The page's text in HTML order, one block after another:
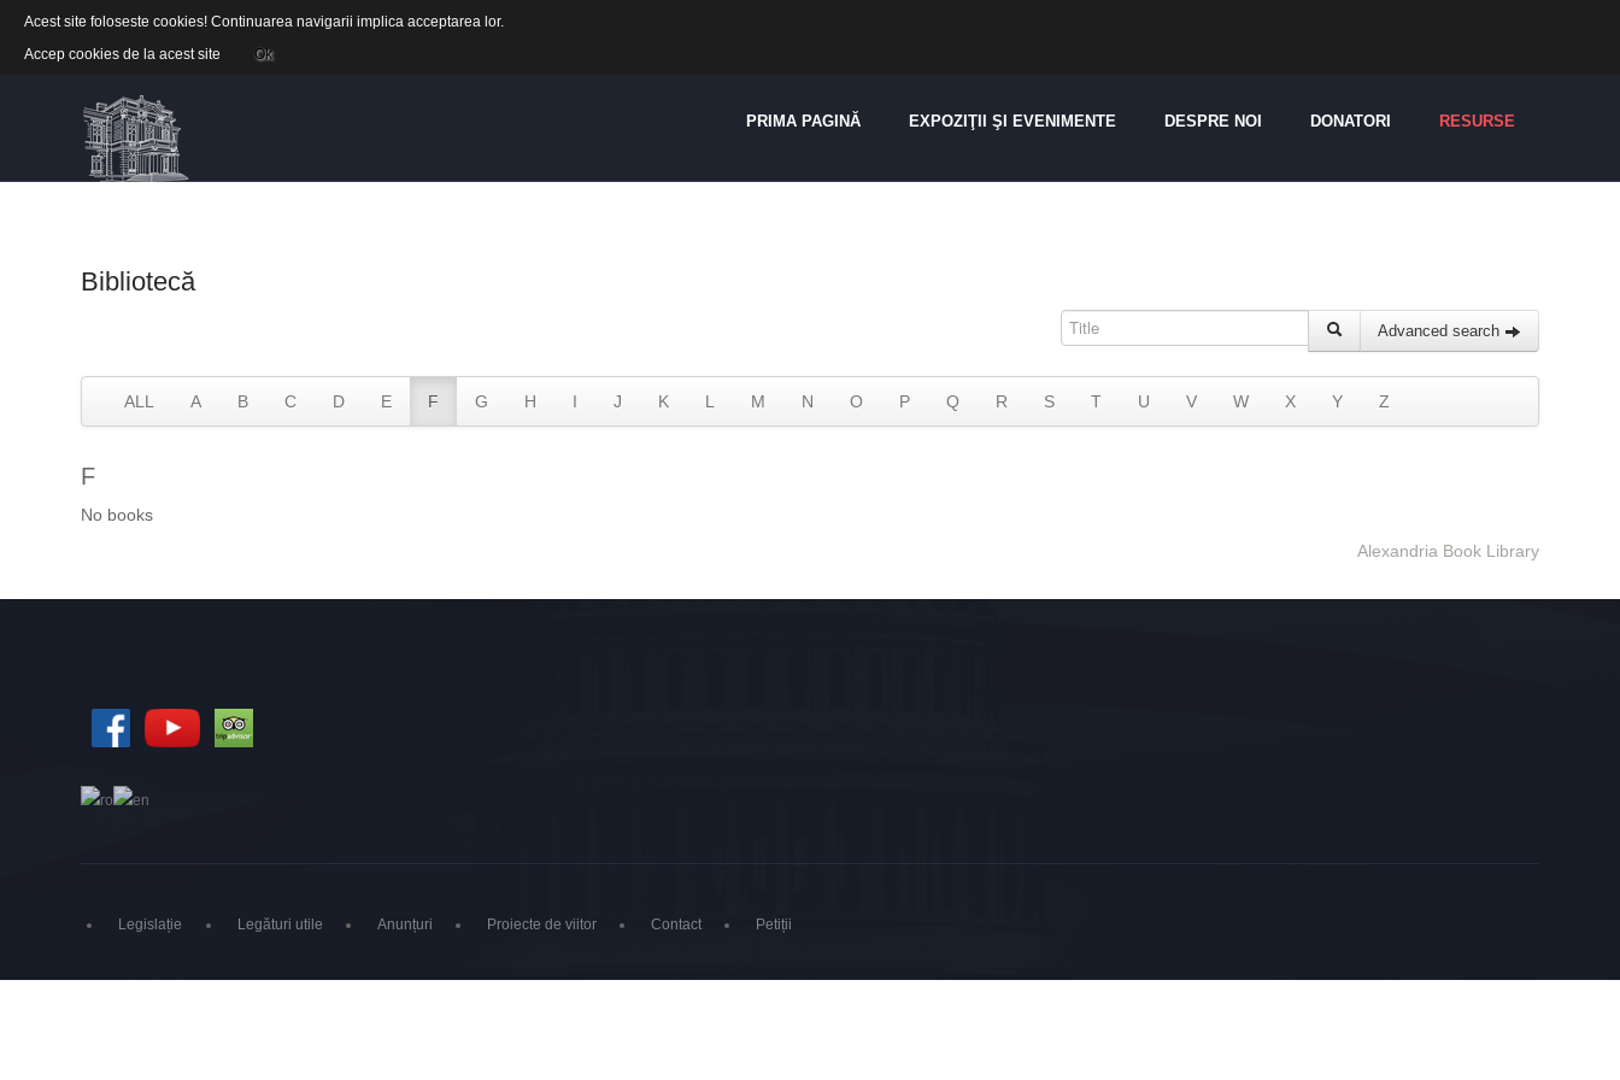
PRIMA PAGINĂ EXPOZIŢII ŞI EVENIMENTE DESPRE NOI DONATORI RESURSE
Bibliotecă
Advanced search
ALL A B C D E F G H I J K L M N O P Q R S T U V W X Y Z
F
No books
Alexandria Book Library
Legislație Legături utile Anunțuri Proiecte de viitor Contact Petiții
Acest site foloseste cookies! Continuarea navigarii implica acceptarea lor.
Accep cookies de la acest site
Ok